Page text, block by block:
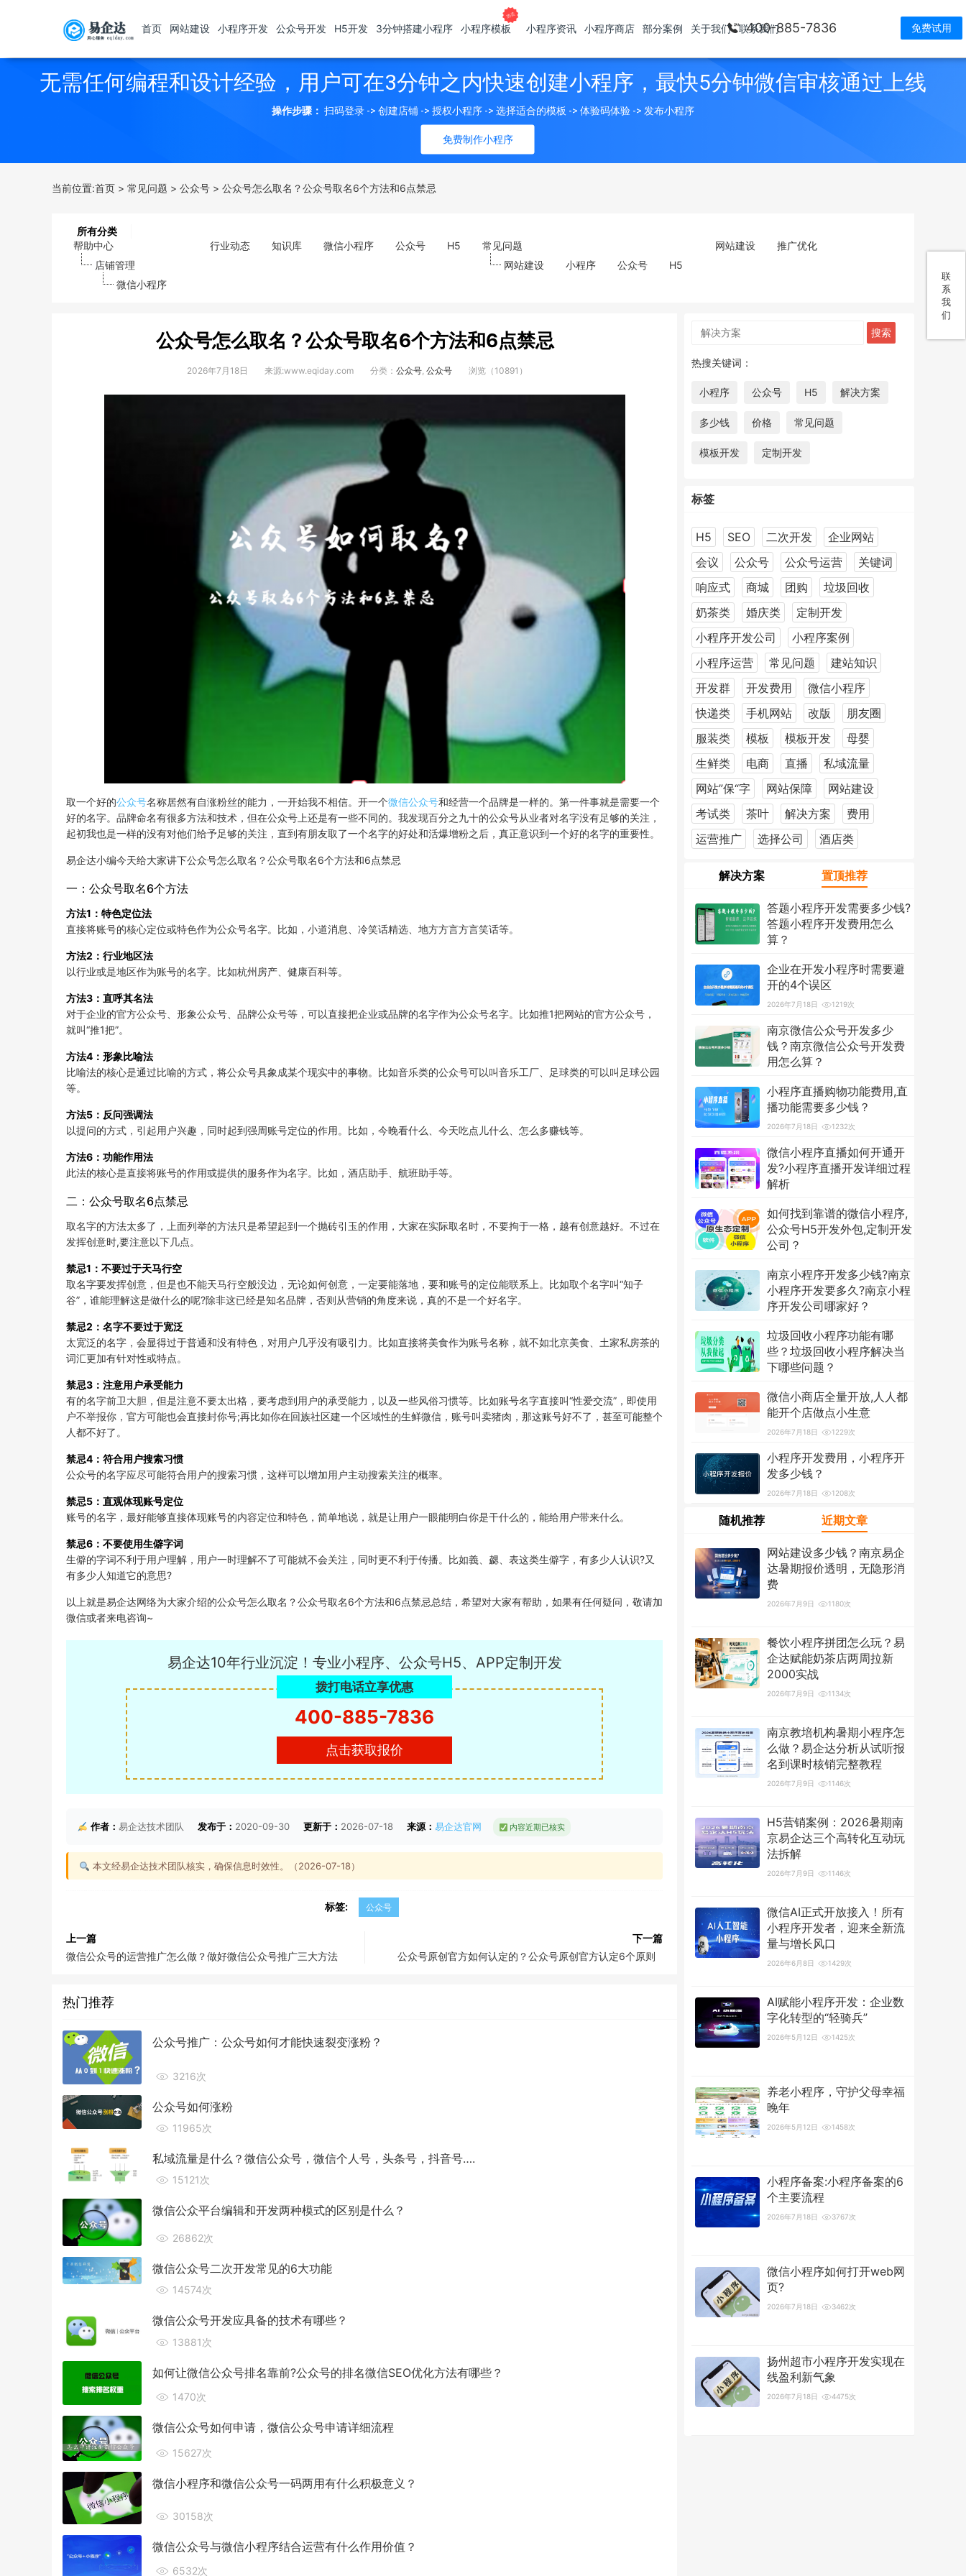
400-885-7836 免费试用
首页 网站建设 小程序开发 公众号开发 H5开发 3分钟搭建小程序 小程序模板 小程序资讯 小程序商店 部分案例 关于我们 联系我们
联
系
我
们
无需任何编程和设计经验，用户可在3分钟之内快速创建小程序，最快5分钟微信审核通过上线
免费制作小程序
操作步骤： 扫码登录 -> 创建店铺 -> 授权小程序 -> 选择适合的模板 -> 体验码体验 -> 发布小程序
当前位置:首页 > 常见问题 > 公众号 > 公众号怎么取名？公众号取名6个方法和6点禁忌
所有分类
帮助中心
店铺管理
微信小程序
行业动态 知识库 微信小程序 公众号 H5
常见问题
网站建设
小程序 公众号 H5
网站建设 推广优化
公众号怎么取名？公众号取名6个方法和6点禁忌
2026年7月18日 来源:www.eqiday.com 分类： 公众号 公众号 浏览（10891）
取一个好的公众号名称居然有自涨粉丝的能力，一开始我不相信。开一个微信公众号和经营一个品牌是一样的。第一件事就是需要一个
好的名字。品牌命名有很多方法和技术，但在公众号上还是有一些不同的。我发现百分之九十的公众号从业者对名字没有足够的关注，
起初我也是一样的没有对他们给予足够的关注，直到有朋友取了一个名字的好处和活爆增粉之后，真正意识到一个好的名字的重要性。
易企达小编今天给大家讲下公众号怎么取名？公众号取名6个方法和6点禁忌
一：公众号取名6个方法
方法1：特色定位法
直接将账号的核心定位或特色作为公众号名字。比如，小道消息、冷笑话精选、地方方言方言笑话等。
方法2：行业地区法
以行业或是地区作为账号的名字。比如杭州房产、健康百科等。
方法3：直呼其名法
对于企业的官方公众号、形象公众号、品牌公众号等，可以直接把企业或品牌的名字作为公众号名字。比如推1把网站的官方公众号，
就叫“推1把”。
方法4：形象比喻法
比喻法的核心是通过比喻的方式，将公众号具象成某个现实中的事物。比如音乐类的公众号可以叫音乐工厂、足球类的可以叫足球公园
等。
方法5：反问强调法
以提问的方式，引起用户兴趣，同时起到强周账号定位的作用。比如，今晚看什么、今天吃点儿什么、怎么多赚钱等。
方法6：功能作用法
此法的核心是直接将账号的作用或提供的服务作为名字。比如，酒店助手、航班助手等。
二：公众号取名6点禁忌
取名字的方法太多了，上面列举的方法只是希望起到一个抛砖引玉的作用，大家在实际取名时，不要拘于一格，越有创意越好。不过在
发挥创意时,要注意以下几点。
禁忌1：不要过于天马行空
取名字要发挥创意，但是也不能天马行空般没边，无论如何创意，一定要能落地，要和账号的定位能联系上。比如取个名字叫“知子
谷”，谁能理解这是做什么的呢?除非这已经是知名品牌，否则从营销的角度来说，真的不是一个好名字。
禁忌2：名字不要过于宽泛
太宽泛的名字，会显得过于普通和没有特色，对用户几乎没有吸引力。比如直接将美食作为账号名称，就不如北京美食、土家私房茶的
词汇更加有针对性或特点。
禁忌3：注意用户承受能力
有的名字前卫大胆，但是注意不要太出格，要考虑到用户的承受能力，以及一些风俗习惯等。比如账号名字直接叫“性爱交流”，即使用
户不举报你，官方可能也会直接封你号;再比如你在回族社区建一个区域性的生鲜微信，账号叫卖猪肉，那这账号好不了，甚至可能整个
人都不好了。
禁忌4：符合用户搜索习惯
公众号的名字应尽可能符合用户的搜索习惯，这样可以增加用户主动搜索关注的概率。
禁忌5：直观体现账号定位
账号的名字，最好能够直接体现账号的内容定位和特色，简单地说，就是让用户一眼能明白你是干什么的，能给用户带来什么。
禁忌6：不要使用生僻字词
生僻的字词不利于用户理解，用户一时理解不了可能就不会关注，同时更不利于传播。比如義、勰、表这类生僻字，有多少人认识?又
有多少人知道它的意思?
以上就是易企达网络为大家介绍的公众号怎么取名？公众号取名6个方法和6点禁忌总结，希望对大家有帮助，如果有任何疑问，敬请加
微信或者来电咨询~
易企达10年行业沉淀！专业小程序、公众号H5、APP定制开发
拨打电话立享优惠
400-885-7836
点击获取报价
作者： 易企达技术团队 发布于： 2020-09-30 更新于： 2026-07-18 来源： 易企达官网 内容近期已核实
本文经易企达技术团队核实，确保信息时效性。（2026-07-18）
标签: 公众号
上一篇
微信公众号的运营推广怎么做？做好微信公众号推广三大方法
下一篇
公众号原创官方如何认定的？公众号原创官方认定6个原则
热门推荐
公众号推广：公众号如何才能快速裂变涨粉？
3216次
公众号如何涨粉
11965次
私域流量是什么？微信公众号，微信个人号，头条号，抖音号….
15121次
微信公众平台编辑和开发两种模式的区别是什么？
26862次
微信公众号二次开发常见的6大功能
14574次
微信公众号开发应具备的技术有哪些？
13881次
如何让微信公众号排名靠前?公众号的排名微信SEO优化方法有哪些？
1470次
微信公众号如何申请，微信公众号申请详细流程
15627次
微信小程序和微信公众号一码两用有什么积极意义？
30158次
微信公众号与微信小程序结合运营有什么作用价值？
6532次
热搜关键词：
小程序 公众号 H5 解决方案
多少钱 价格 常见问题
模板开发 定制开发
标签
H5 SEO 二次开发
企业网站
会议
公众号 公众号运营
关键词
响应式
商城 团购
垃圾回收
奶茶类
婚庆类
定制开发
小程序开发公司
小程序案例
小程序运营
常见问题
建站知识
开发群
开发费用
微信小程序
快递类
手机网站 改版
朋友圈
服装类
模板 模板开发
母婴
生鲜类
电商 直播
私域流量
网站”保“字
网站保障
网站建设
考试类
茶叶 解决方案
费用
运营推广
选择公司 酒店类
解决方案 置顶推荐
答题小程序开发需要多少钱?
答题小程序开发费用怎么
算？
企业在开发小程序时需要避
开的4个误区
2026年7月18日 1219次
南京微信公众号开发多少
钱？南京微信公众号开发费
用怎么算？
小程序直播购物功能费用,直
播功能需要多少钱？
2026年7月18日 1232次
微信小程序直播如何开通开
发?小程序直播开发详细过程
解析
如何找到靠谱的微信小程序,
公众号H5开发外包,定制开发
公司？
南京小程序开发多少钱?南京
小程序开发要多久?南京小程
序开发公司哪家好？
垃圾回收小程序功能有哪
些？垃圾回收小程序解决当
下哪些问题？
微信小商店全量开放,人人都
能开个店做点小生意
2026年7月18日 1229次
小程序开发费用，小程序开
发多少钱？
2026年7月18日 1208次
随机推荐 近期文章
网站建设多少钱？南京易企
达暑期报价透明，无隐形消
费
2026年7月9日 1180次
餐饮小程序拼团怎么玩？易
企达赋能奶茶店两周拉新
2000实战
2026年7月9日 1134次
南京教培机构暑期小程序怎
么做？易企达分析从试听报
名到课时核销完整教程
2026年7月9日 1146次
H5营销案例：2026暑期南
京易企达三个高转化互动玩
法拆解
2026年7月9日 1146次
微信AI正式开放接入！所有
小程序开发者，迎来全新流
量与增长风口
2026年6月8日 1429次
AI赋能小程序开发：企业数
字化转型的“轻骑兵”
2026年5月12日 1425次
养老小程序，守护父母幸福
晚年
2026年5月12日 1458次
小程序备案:小程序备案的6
个主要流程
2026年7月18日 3767次
微信小程序如何打开web网
页?
2026年7月18日 3462次
扬州超市小程序开发实现在
线盈利新气象
2026年7月18日 4475次